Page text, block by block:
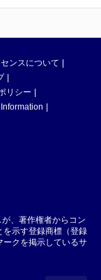
ンスについて
リシー
、著作権者からコン
を示す登録商標（登録
クを掲示しているサ